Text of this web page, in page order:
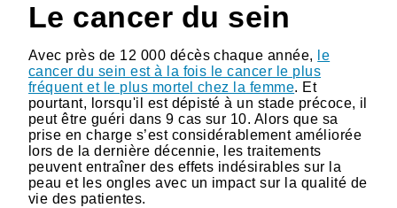
Le cancer du sein
Avec près de 12 000 décès chaque année,
le
cancer du sein est à la fois le cancer le plus
fréquent et le plus mortel chez la femme. Et
pourtant, lorsqu'il est dépisté à un stade précoce, il
peut être guéri dans 9 cas sur 10. Alors que sa
prise en charge s’est considérablement améliorée
lors de la dernière décennie, les traitements
peuvent entraîner des effets indésirables sur la
peau et les ongles avec un impact sur la qualité de
vie des patientes.